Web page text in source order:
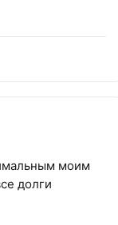
моим
долги